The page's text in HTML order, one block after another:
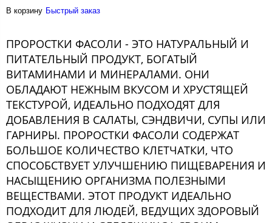
В корзину Быстрый заказ
ПРОРОСТКИ ФАСОЛИ - ЭТО НАТУРАЛЬНЫЙ И
ПИТАТЕЛЬНЫЙ ПРОДУКТ, БОГАТЫЙ
ВИТАМИНАМИ И МИНЕРАЛАМИ. ОНИ
ОБЛАДАЮТ НЕЖНЫМ ВКУСОМ И ХРУСТЯЩЕЙ
ТЕКСТУРОЙ, ИДЕАЛЬНО ПОДХОДЯТ ДЛЯ
ДОБАВЛЕНИЯ В САЛАТЫ, СЭНДВИЧИ, СУПЫ ИЛИ
ГАРНИРЫ. ПРОРОСТКИ ФАСОЛИ СОДЕРЖАТ
БОЛЬШОЕ КОЛИЧЕСТВО КЛЕТЧАТКИ, ЧТО
СПОСОБСТВУЕТ УЛУЧШЕНИЮ ПИЩЕВАРЕНИЯ И
НАСЫЩЕНИЮ ОРГАНИЗМА ПОЛЕЗНЫМИ
ВЕЩЕСТВАМИ. ЭТОТ ПРОДУКТ ИДЕАЛЬНО
ПОДХОДИТ ДЛЯ ЛЮДЕЙ, ВЕДУЩИХ ЗДОРОВЫЙ